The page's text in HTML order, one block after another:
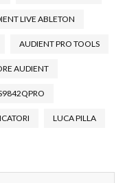
LIVE ABLETON
AUDIENT PRO TOOLS
AUDIENT
LUCA PILLA